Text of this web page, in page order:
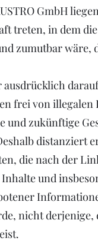
GmbH
treten, in dem
zumutbar
ausdrücklich
frei von illegalen
und zukünftige
distanziert
die nach der
und
nicht